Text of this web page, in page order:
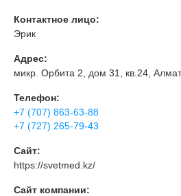
Контактное лицо:
Эрик
Адрес:
микр. Орбита 2, дом 31, кв.24,
Телефон:
+7 (707) 863-63-88
+7 (727) 265-79-43
Сайт:
https://svetmed.kz/
Сайт компании: